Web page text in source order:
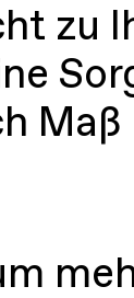
zu
Maß